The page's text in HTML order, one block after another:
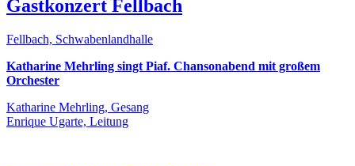
Gastkonzert Fellbach
Fellbach, Schwabenlandhalle
Katharine Mehrling singt Piaf. Chansonabend mit großem
Orchester
Katharine Mehrling, Gesang
Enrique Ugarte, Leitung